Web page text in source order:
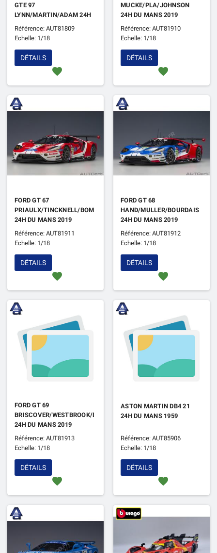
GTE 97
LYNN/MARTIN/ADAM 24H
DU MANS PRO 2018
Référence: AUT81809
Echelle: 1/18
favorite
DÉTAILS
MUCKE/PLA/JOHNSON
24H DU MANS 2019
Référence: AUT81910
Echelle: 1/18
favorite
DÉTAILS
FORD GT 67
PRIAULX/TINCKNELL/BOMARITO
24H DU MANS 2019
Référence: AUT81911
Echelle: 1/18
favorite
DÉTAILS
FORD GT 68
HAND/MULLER/BOURDAIS
24H DU MANS 2019
Référence: AUT81912
Echelle: 1/18
favorite
DÉTAILS
FORD GT 69
BRISCOVER/WESTBROOK/DIXON
24H DU MANS 2019
Référence: AUT81913
Echelle: 1/18
favorite
DÉTAILS
ASTON MARTIN DB4 21
24H DU MANS 1959
Référence: AUT85906
Echelle: 1/18
favorite
DÉTAILS